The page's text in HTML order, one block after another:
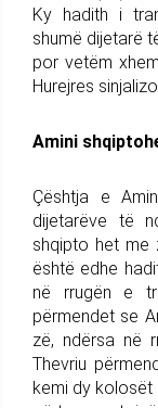
Ky hadith i
shumë dijetarë
por vetëm
Hurejres
Amini
Çështja e
dijetarëve të
shqipto het me
është edhe
në rrugën e
përmendet se
zë, ndërsa në
Thevriu
kemi dy kolosët